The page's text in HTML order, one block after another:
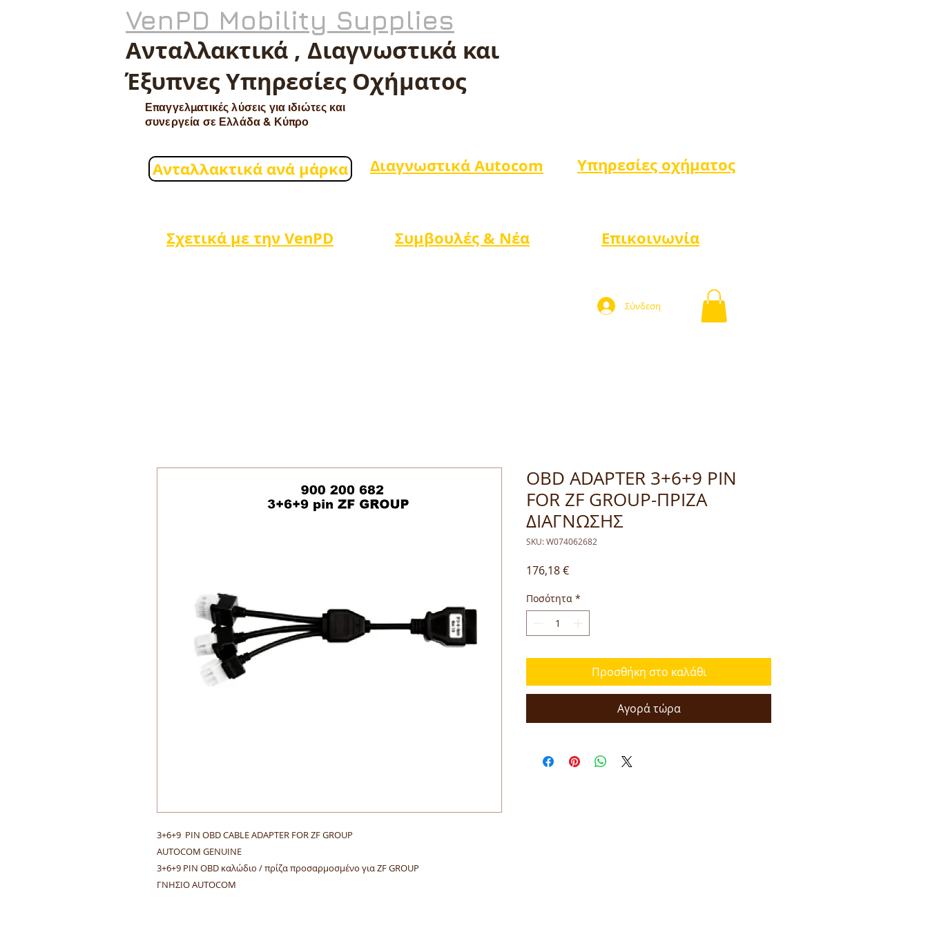
VenPD Mobility Supplies
Ανταλλακτικά , Διαγνωστικά και
Έξυπνες Υπηρεσίες Οχήματος
Επαγγελματικές λύσεις για ιδιώτες και
συνεργεία σε Ελλάδα & Κύπρο
Ανταλλακτικά ανά μάρκα Διαγνωστικά Autocom Υπηρεσίες οχήματος
Σχετικά με την VenPD Συμβουλές & Νέα Επικοινωνία
Σύνδεση
3+6+9 PIN OBD CABLE ADAPTER FOR ZF GROUP
AUTOCOM GENUINE
3+6+9 PIN OBD καλώδιο / πρίζα προσαρμοσμένο για ZF GROUP
ΓΝΗΣΙΟ AUTOCOM
OBD ADAPTER 3+6+9 PIN
FOR ZF GROUP-ΠΡΙΖΑ
ΔΙΑΓΝΩΣΗΣ
SKU: W074062682
176,18 €Τιμή
Ποσότητα *
Προσθήκη στο καλάθι
Αγορά τώρα